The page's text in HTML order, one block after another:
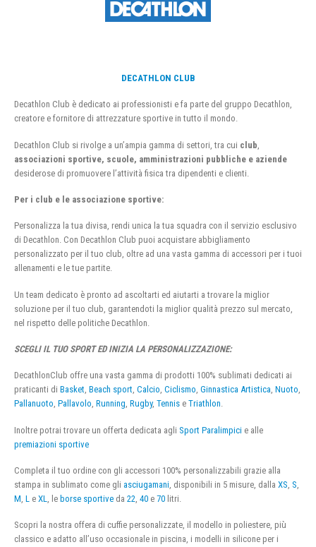
DECATHLON CLUB
Decathlon Club è dedicato ai professionisti e fa parte del gruppo Decathlon,
creatore e fornitore di attrezzature sportive in tutto il mondo.
Decathlon Club si rivolge a un’ampia gamma di settori, tra cui club
associazioni sportive, scuole, amministrazioni pubbliche e aziende
desiderose di promuovere l’attività fisica tra dipendenti e clienti.
Per i club e le associazione sportive:
Personalizza la tua divisa, rendi unica la tua squadra con il servizio esclusivo
di Decathlon. Con Decathlon Club puoi acquistare abbigliamento
personalizzato per il tuo club, oltre ad una vasta gamma di accessori per i tuoi
allenamenti e le tue partite.
Un team dedicato è pronto ad ascoltarti ed aiutarti a trovare la miglior
soluzione per il tuo club, garantendoti la miglior qualità prezzo sul mercato,
nel rispetto delle politiche Decathlon.
SCEGLI IL TUO SPORT ED INIZIA LA PERSONALIZZAZIONE:
DecathlonClub offre una vasta gamma di prodotti 100% sublimati dedicati ai
praticanti di Basket, Beach sport, Calcio, Ciclismo, Ginnastica Artistica, Nuoto,
Pallanuoto, Pallavolo, Running, Rugby, Tennis e Triathlon.
Inoltre potrai trovare un offerta dedicata agli Sport Paralimpici e alle
premiazioni sportive
Completa il tuo ordine con gli accessori 100% personalizzabili grazie alla
stampa in sublimato come gli asciugamani , disponibili in 5 misure, dalla XS S
M L e XL , le borse sportive da 22 40 e 70 litri.
Scopri la nostra offera di cuffie personalizzate, il modello in poliestere, più
classico e adatto all’uso occasionale in piscina, i modelli in silicone per i